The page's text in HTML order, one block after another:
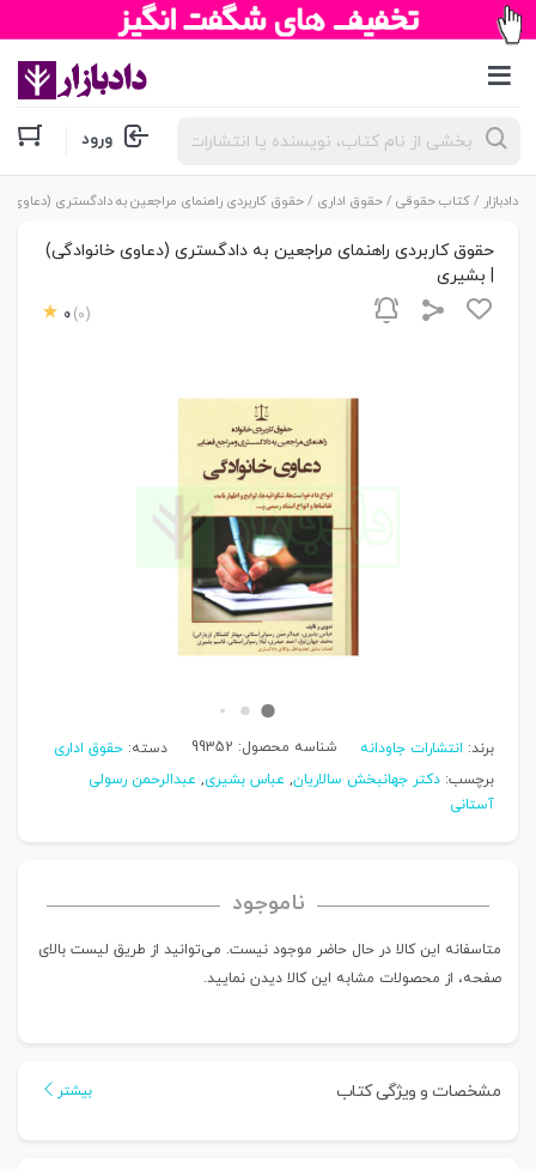
جستجوی
محصولات ورود
دادبازار /کتاب حقوقی /حقوق اداری / حقوق کاربردی راهنمای مراجعین به دادگستری (دعاوی
حقوق کاربردی راهنمای مراجعین به دادگستری (دعاوی خانوادگی)
| بشیری
0 (0)
برند: انتشارات جاودانه شناسه محصول: 99352 دسته: حقوق اداری
برچسب: دکتر جهانبخش سالاریان, عباس بشیری, عبدالرحمن رسولی
آستانی
ناموجود
متاسفانه این کالا در حال حاضر موجود نیست. می‌توانید از طریق لیست بالای
صفحه، از محصولات مشابه این کالا دیدن نمایید.
مشخصات و ویژگی کتاب بیشتر